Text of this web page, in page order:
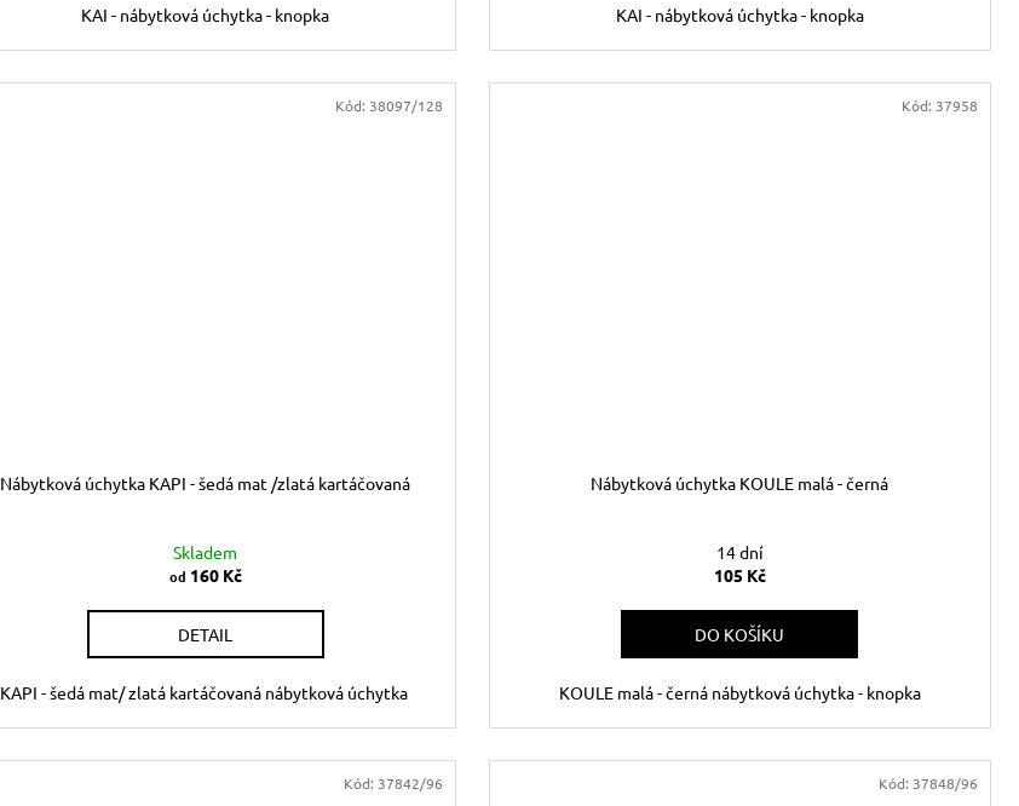
KAI - nábytková úchytka - knopka KAI - nábytková úchytka - knopka
Nábytková úchytka KAPI - šedá mat /zlatá kartáčovaná
Skladem
od 160 Kč
DETAIL
KAPI - šedá mat/ zlatá kartáčovaná nábytková úchytka
Kód:38097/128
Nábytková úchytka KOULE malá - černá
14 dní
105 Kč
DO KOŠÍKU
KOULE malá - černá nábytková úchytka - knopka
Kód: 37958
Kód:37842/96 Kód: 37848/96